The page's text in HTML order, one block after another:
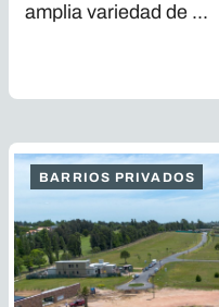
amplia variedad de ...
BARRIOS PRIVADOS